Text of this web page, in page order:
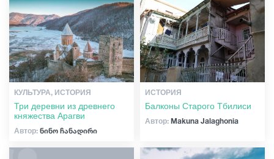
КУЛЬТУРА, ИСТОРИЯ
Три деревни из древнего
княжества Арагви
Автор: ნინო ჩანადირი
ИСТОРИЯ
Балконы Старого Тбилиси
Автор: Makuna Jalaghonia